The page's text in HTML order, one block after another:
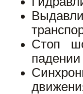
Стоп
падении